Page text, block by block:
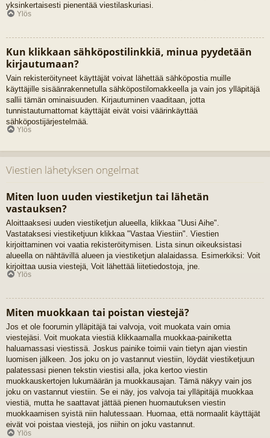
yksinkertaisesti pienentää viestilaskuriasi.
Ylös
Kun klikkaan sähköpostilinkkiä, minua pyydetään
kirjautumaan?
Vain rekisteröityneet käyttäjät voivat lähettää sähköpostia muille
käyttäjille sisäänrakennetulla sähköpostilomakkeella ja vain jos ylläpitäjä
sallii tämän ominaisuuden. Kirjautuminen vaaditaan, jotta
tunnistautumattomat käyttäjät eivät voisi väärinkäyttää
sähköpostijärjestelmää.
Ylös
Viestien lähetyksen ongelmat
Miten luon uuden viestiketjun tai lähetän
vastauksen?
Aloittaaksesi uuden viestiketjun alueella, klikkaa "Uusi Aihe".
Vastataksesi viestiketjuun klikkaa "Vastaa Viestiin". Viestien
kirjoittaminen voi vaatia rekisteröitymisen. Lista sinun oikeuksistasi
alueella on nähtävillä alueen ja viestiketjun alalaidassa. Esimerkiksi: Voit
kirjoittaa uusia viestejä, Voit lähettää liitetiedostoja, jne.
Ylös
Miten muokkaan tai poistan viestejä?
Jos et ole foorumin ylläpitäjä tai valvoja, voit muokata vain omia
viestejäsi. Voit muokata viestiä klikkaamalla muokkaa-painiketta
haluamassasi viestissä. Joskus painike toimii vain tietyn ajan viestin
luomisen jälkeen. Jos joku on jo vastannut viestiin, löydät viestiketjuun
palatessasi pienen tekstin viestisi alla, joka kertoo viestin
muokkauskertojen lukumäärän ja muokkausajan. Tämä näkyy vain jos
joku on vastannut viestiin. Se ei näy, jos valvoja tai ylläpitäjä muokkaa
viestiä, mutta he saattavat jättää pienen huomautuksen viestin
muokkaamisen syistä niin halutessaan. Huomaa, että normaalit käyttäjät
eivät voi poistaa viestejä, jos niihin on joku vastannut.
Ylös